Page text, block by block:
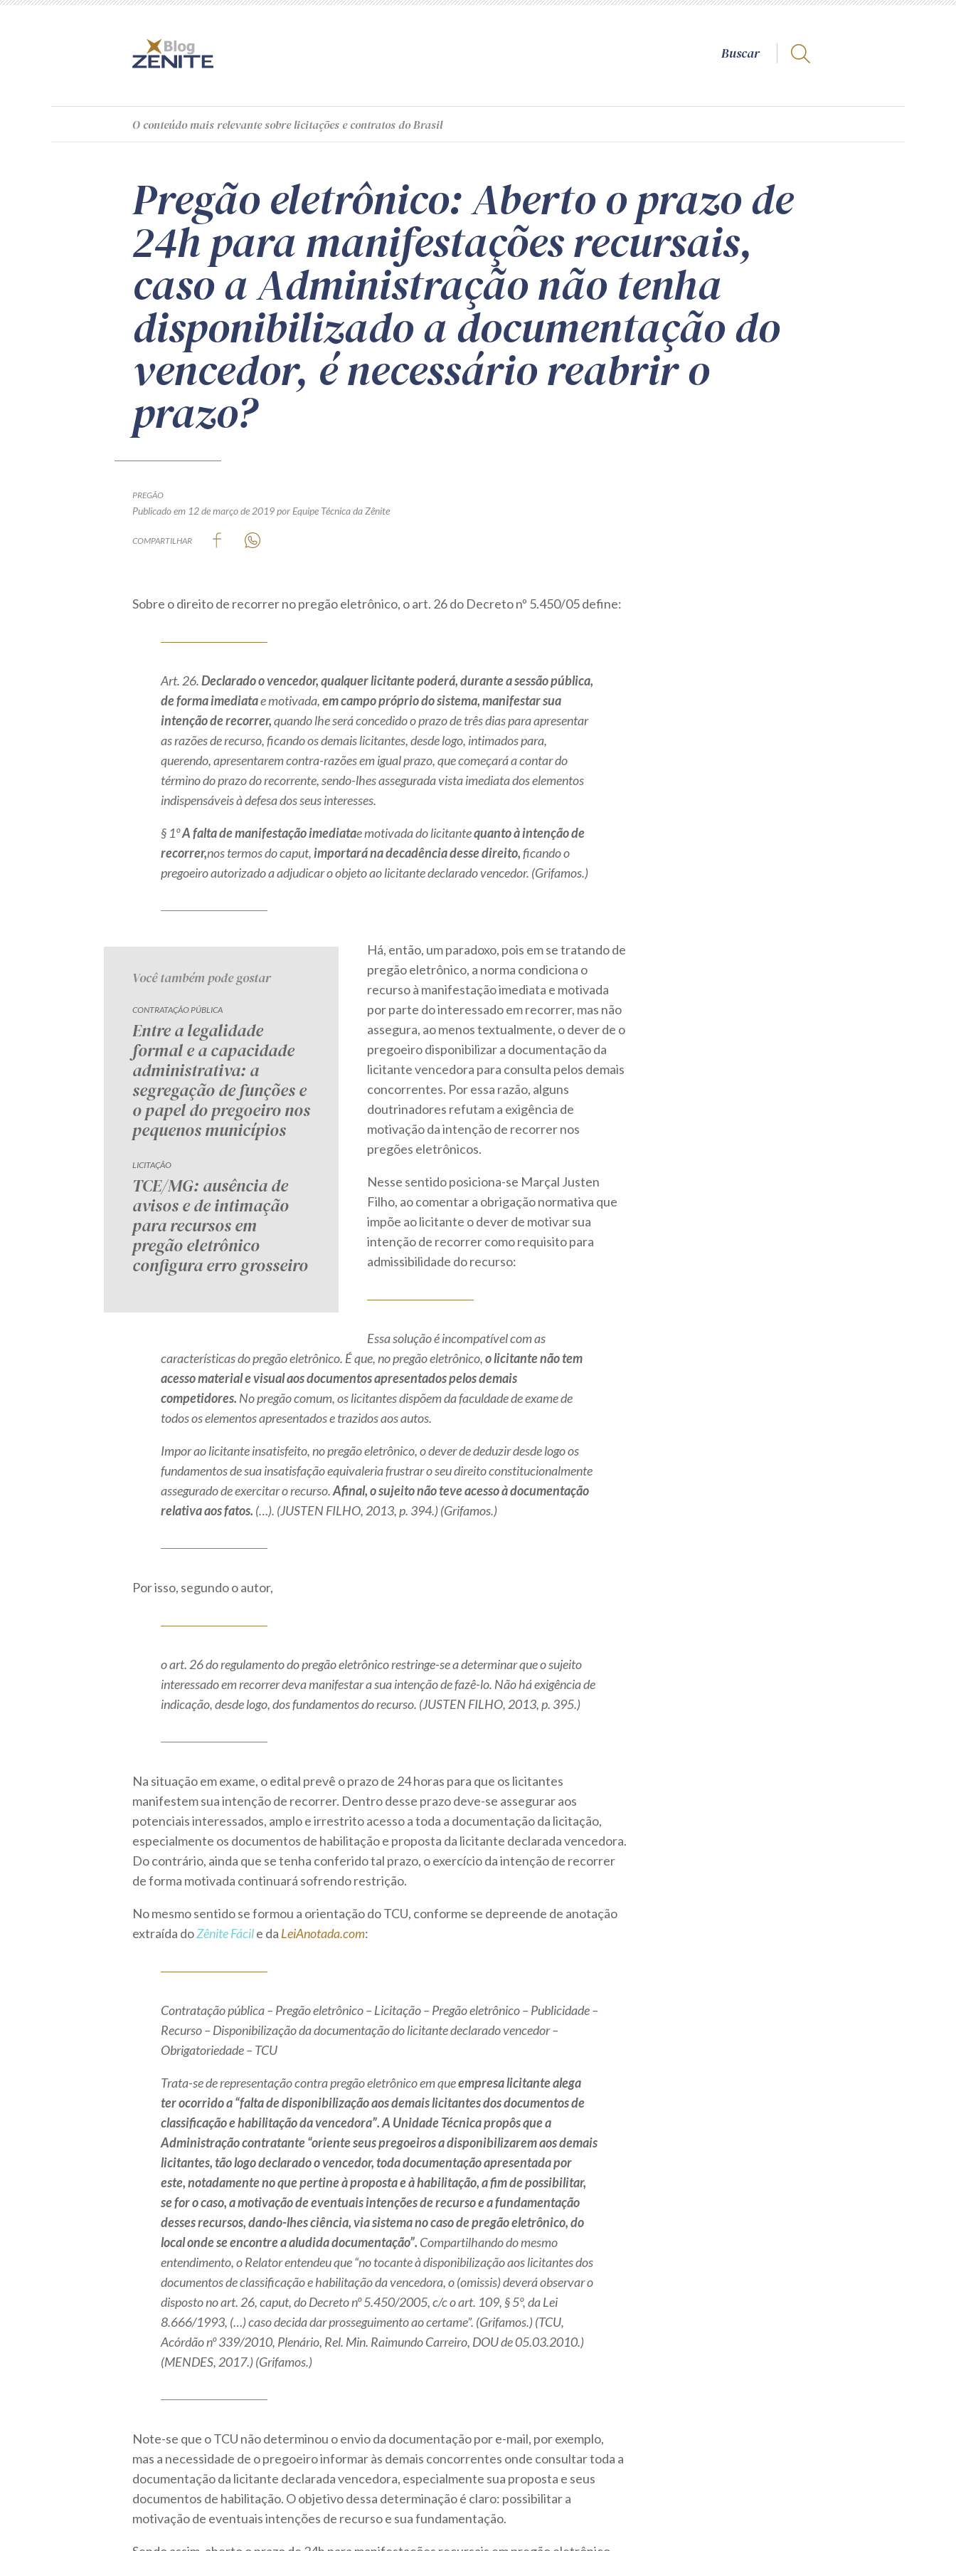
O conteúdomais relevante sobre licitações e contratos do Brasil
Pregão eletrônico: Aberto o prazo de
24h para manifestações recursais,
caso a Administração não tenha
disponibilizado a documentação do
vencedor, é necessário reabrir o
prazo?
PREGÃO
Publicado em 12 de março de 2019por Equipe Técnica da Zênite
COMPARTILHAR
Sobre o direito de recorrer no pregão eletrônico, o art. 26 do Decreto nº 5.450/05 define:
Art. 26.Declarado o vencedor, qualquer licitante poderá, durante a sessão pública,
de forma imediatae motivada,em campo próprio do sistema, manifestar sua
intenção de recorrer,quando lhe será concedido o prazo de três dias para apresentar
as razões de recurso, ficando os demais licitantes, desde logo, intimados para,
querendo, apresentarem contra-razões em igual prazo, que começará a contar do
término do prazo do recorrente, sendo-lhes assegurada vista imediata dos elementos
indispensáveis à defesa dos seus interesses.
§ 1ºA falta de manifestação imediatae motivada do licitantequanto à intenção de
recorrer,nos termos docaput,importará na decadência desse direito,ficando o
pregoeiro autorizado a adjudicar o objeto ao licitante declarado vencedor. (Grifamos.)
Você também pode gostar
CONTRATAÇÃO PÚBLICA
Entre a legalidade
formal e a capacidade
administrativa: a
segregação de funções e
o papel do pregoeiro nos
pequenos municípios
LICITAÇÃO
TCE/MG: ausência de
avisos e de intimação
para recursos em
pregão eletrônico
configura erro grosseiro
Há, então, um paradoxo, pois em se tratando de
pregão eletrônico, a norma condiciona o
recurso à manifestação imediata e motivada
por parte do interessado em recorrer, mas não
assegura, ao menos textualmente, o dever de o
pregoeiro disponibilizar a documentação da
licitante vencedora para consulta pelos demais
concorrentes. Por essa razão, alguns
doutrinadores refutam a exigência de
motivação da intenção de recorrer nos
pregões eletrônicos.
Nesse sentido posiciona-se Marçal Justen
Filho, ao comentar a obrigação normativa que
impõe ao licitante o dever de motivar sua
intenção de recorrer como requisito para
admissibilidade do recurso:
Essa solução é incompatível com as
características do pregão eletrônico. É que, no pregão eletrônico,o licitante não tem
acesso material e visual aos documentos apresentados pelos demais
competidores. No pregão comum, os licitantes dispõem da faculdade de exame de
todos os elementos apresentados e trazidos aos autos.
Impor ao licitante insatisfeito, no pregão eletrônico, o dever de deduzir desde logo os
fundamentos de sua insatisfação equivaleria frustrar o seu direito constitucionalmente
assegurado de exercitar o recurso.Afinal, o sujeito não teve acesso à documentação
relativa aos fatos. (…). (JUSTEN FILHO, 2013, p. 394.) (Grifamos.)
Por isso, segundo o autor,
o art. 26 do regulamento do pregão eletrônico restringe-se a determinar que o sujeito
interessado em recorrer deva manifestar a sua intenção de fazê-lo. Não há exigência de
indicação, desde logo, dos fundamentos do recurso. (JUSTEN FILHO, 2013, p. 395.)
Na situação em exame, o edital prevê o prazo de 24 horas para que os licitantes
manifestem sua intenção de recorrer. Dentro desse prazo deve-se assegurar aos
potenciais interessados, amplo e irrestrito acesso a toda a documentação da licitação,
especialmente os documentos de habilitação e proposta da licitante declarada vencedora.
Do contrário, ainda que se tenha conferido tal prazo, o exercício da intenção de recorrer
de forma motivada continuará sofrendo restrição.
No mesmo sentido se formou a orientação do TCU, conforme se depreende de anotação
extraída doZênite Fácile da LeiAnotada.com:
Contratação pública – Pregão eletrônico – Licitação – Pregão eletrônico – Publicidade –
Recurso – Disponibilização da documentação do licitante declarado vencedor –
Obrigatoriedade – TCU
Trata-se de representação contra pregão eletrônico em queempresa licitante alega
ter ocorrido a “falta de disponibilização aos demais licitantes dos documentos de
classificação e habilitação da vencedora”.A Unidade Técnica propôs que a
Administração contratante “oriente seus pregoeiros a disponibilizarem aos demais
licitantes, tão logo declarado o vencedor, toda documentação apresentada por
este, notadamente no que pertine à proposta e à habilitação, a fim de possibilitar,
se for o caso, a motivação de eventuais intenções de recurso e a fundamentação
desses recursos, dando-lhes ciência, via sistema no caso de pregão eletrônico, do
local onde se encontre a aludida documentação”. Compartilhando do mesmo
entendimento, o Relator entendeu que “no tocante à disponibilização aos licitantes dos
documentos de classificação e habilitação da vencedora, o (omissis) deverá observar o
disposto no art. 26,caput, do Decreto nº 5.450/2005, c/c o art. 109, § 5º, da Lei
8.666/1993, (…) caso decida dar prosseguimento ao certame”. (Grifamos.) (TCU,
Acórdão nº 339/2010, Plenário, Rel. Min. Raimundo Carreiro, DOU de 05.03.2010.)
(MENDES, 2017.) (Grifamos.)
Note-se que o TCU não determinou o envio da documentação por e-mail, por exemplo,
mas a necessidade de o pregoeiro informar às demais concorrentes onde consultar toda a
documentação da licitante declarada vencedora, especialmente sua proposta e seus
documentos de habilitação. O objetivo dessa determinação é claro: possibilitar a
motivação de eventuais intenções de recurso e sua fundamentação.